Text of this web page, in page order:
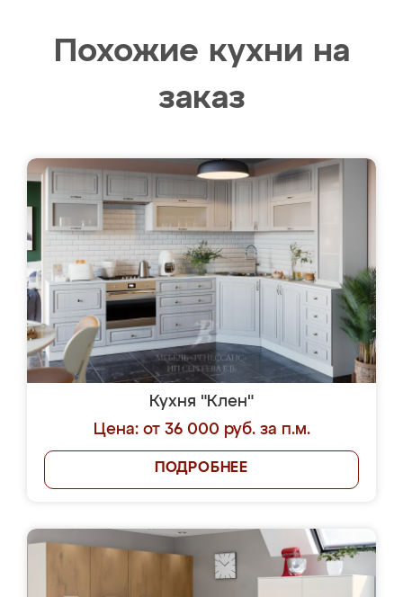
Похожие кухни на
заказ
Кухня "Клен"
Цена: от 36 000 руб. за п.м.
ПОДРОБНЕЕ